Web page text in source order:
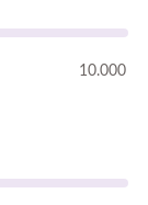
10.000